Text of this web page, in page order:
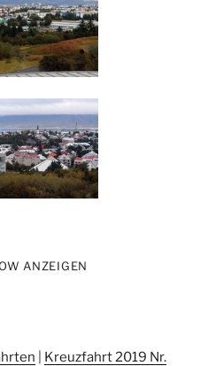
ANZEIGEN
Kreuzfahrt 2019 Nr.